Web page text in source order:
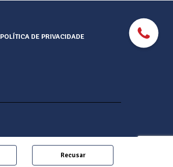
POLÍTICA DE PRIVACIDADE
Recusar